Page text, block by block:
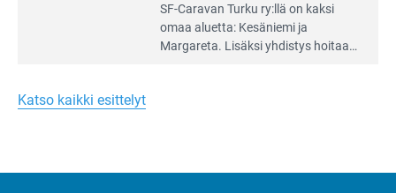
Turun
liepeillä
SF-Caravan Turku ry:llä on kaksi
omaa aluet­ta: Kesäniemi ja
Margareta. Lisäksi yhdis­tys hoitaa
Katso kaikki esittelyt